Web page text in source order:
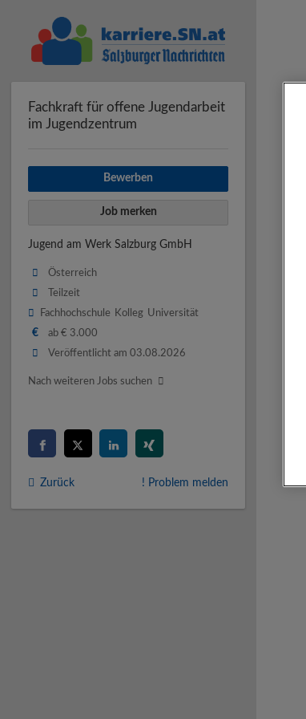
Fachkraft für offene Jugendarbeit
im Jugendzentrum
Bewerben
Job merken
Jugend am Werk Salzburg GmbH
Österreich
Teilzeit
Fachhochschule Kolleg Universität
€ ab € 3.000
Veröffentlicht am 03.08.2026
Nach weiteren Jobs suchen
Zurück ! Problem melden